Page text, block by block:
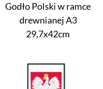
Godło Polski w ramce
drewnianej A3
29,7x42cm